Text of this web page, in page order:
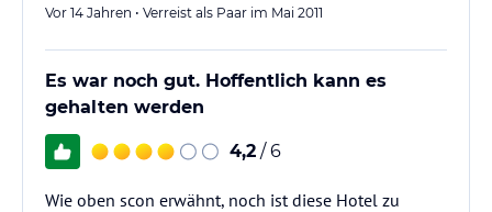
Vor 14 Jahren • Verreist als Paar im Mai 2011
Es war noch gut. Hoffentlich kann es
gehalten werden
4,2 / 6
Wie oben scon erwähnt, noch ist diese Hotel zu